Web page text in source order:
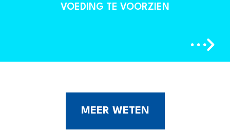
VOEDING TE VOORZIEN
MEER WETEN